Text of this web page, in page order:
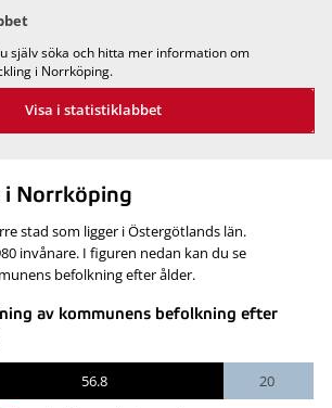
själv söka och hitta mer information om
i Norrköping.
Visa i statistiklabbet
Norrköping
stad som ligger i Östergötlands län.
invånare. I figuren nedan kan du se
befolkning efter ålder.
av kommunens befolkning efter
56.8 20